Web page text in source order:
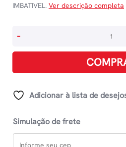
IMBATIVEL. Ver descrição completa
quantidade
-
Adicionar à lista de
Simulação de frete